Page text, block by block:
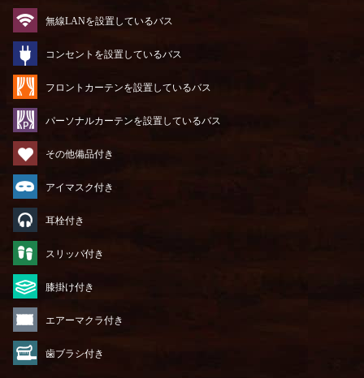
無線LANを設置しているバス
コンセントを設置しているバス
フロントカーテンを設置しているバス
パーソナルカーテンを設置しているバス
その他備品付き
アイマスク付き
耳栓付き
スリッパ付き
膝掛け付き
エアーマクラ付き
歯ブラシ付き